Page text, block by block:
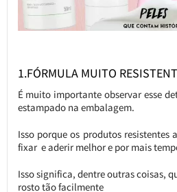
1.FÓRMULA MUITO
É muito importante observar esse
estampado na embalagem.
Isso porque os produtos resistentes
fixar e aderir melhor e por mais
Isso significa, dentre outras coisas,
rosto tão facilmente